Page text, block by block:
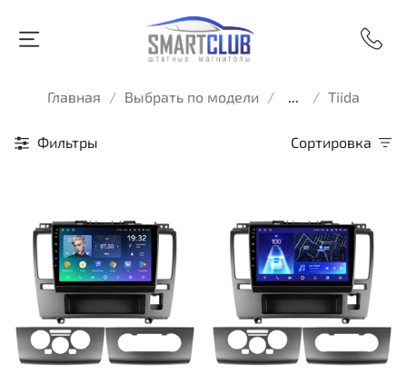
Главная Выбрать по модели ... Tiida
Фильтры Сортировка